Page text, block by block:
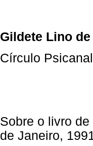
Gildete Lino
Círculo
Sobre o livro de
de Janeiro,